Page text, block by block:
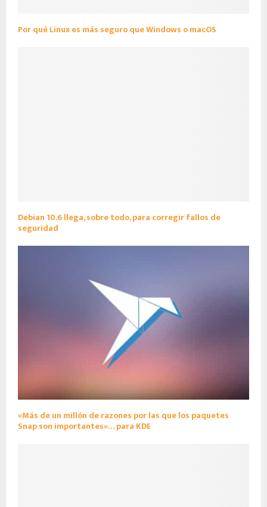
Por qué Linux es más seguro que Windows o macOS
Debian 10.6 llega, sobre todo, para corregir fallos de
seguridad
«Más de un millón de razones por las que los paquetes
Snap son importantes»… para KDE